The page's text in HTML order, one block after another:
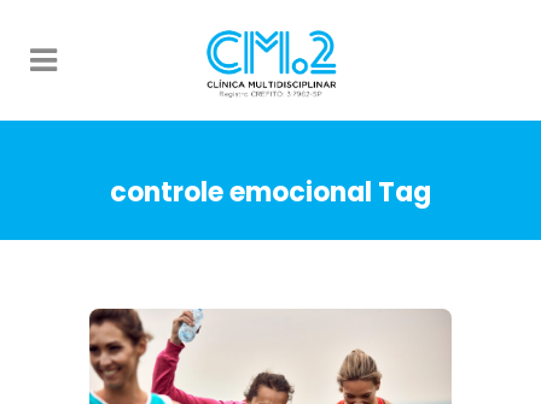
controle emocional Tag